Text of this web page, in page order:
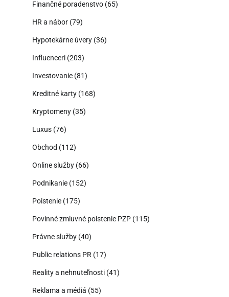
Finančné poradenstvo (65)
HR a nábor (79)
Hypotekárne úvery (36)
Influenceri (203)
Investovanie (81)
Kreditné karty (168)
Kryptomeny (35)
Luxus (76)
Obchod (112)
Online služby (66)
Podnikanie (152)
Poistenie (175)
Povinné zmluvné poistenie PZP (115)
Právne služby (40)
Public relations PR (17)
Reality a nehnuteľnosti (41)
Reklama a médiá (55)